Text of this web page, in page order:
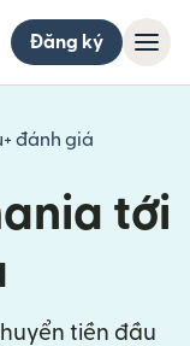
Đăng ký
đánh giá
tới
tiền đầu